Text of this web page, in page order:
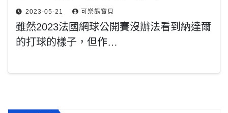
2023-05-21 可樂熊寶貝
雖然2023法國網球公開賽沒辦法看到納達爾
的打球的樣子，但作…